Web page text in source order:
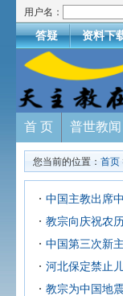
用户名：
答疑 资料下
首 页 普世教闻
您当前的位置： 首页
中国主教出席
教宗向庆祝农
中国第三次新
河北保定禁止
教宗为中国地